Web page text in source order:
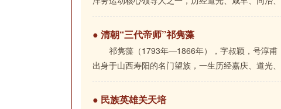
● 清朝“三代帝师”祁隽藻
祁隽藻（1793年—1866年），字叔颖，号淳甫
出身于山西寿阳的名门望族，一生历经嘉庆、道光、
● 民族英雄关天培